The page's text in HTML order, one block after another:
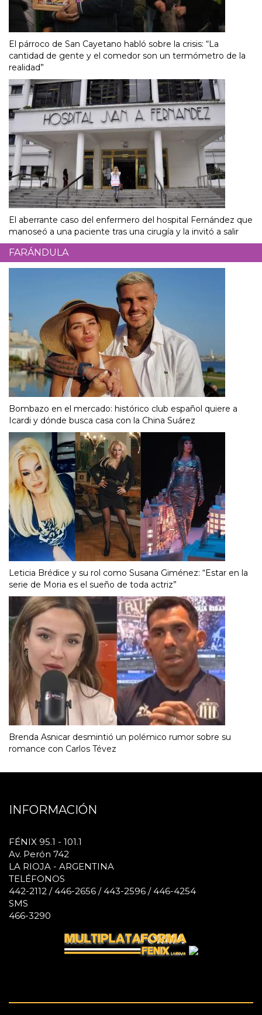
El párroco de San Cayetano habló sobre la crisis: “La
cantidad de gente y el comedor son un termómetro de la
realidad”
El aberrante caso del enfermero del hospital Fernández que
manoseó a una paciente tras una cirugía y la invitó a salir
FARÁNDULA
Bombazo en el mercado: histórico club español quiere a
Icardi y dónde busca casa con la China Suárez
Leticia Brédice y su rol como Susana Giménez: “Estar en la
serie de Moria es el sueño de toda actriz”
Brenda Asnicar desmintió un polémico rumor sobre su
romance con Carlos Tévez
INFORMACIÓN
FÉNIX 95.1 - 101.1
Av. Perón 742
LA RIOJA - ARGENTINA
TELÉFONOS
442-2112 / 446-2656 / 443-2596 / 446-4254
SMS
466-3290